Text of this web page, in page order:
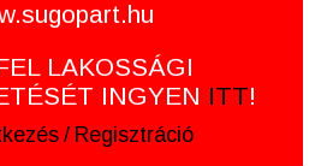
LAKOSSÁGI
INGYEN ITT!
/ Regisztráció